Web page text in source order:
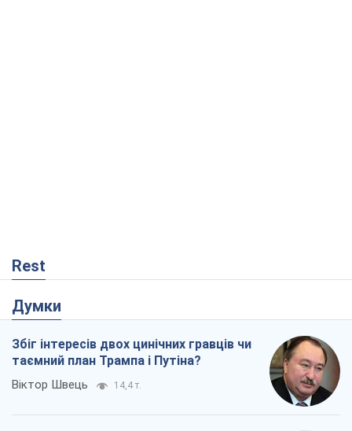
Rest
Думки
Збіг інтересів двох цинічних гравців чи
таємний план Трампа і Путіна?
Віктор Швець 14,4 т.